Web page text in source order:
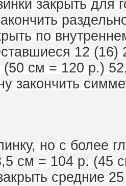
закрыть для
по
12 (16)
cм = 120 р.)
закончить
но с более
cм = 104 р. (45
средние